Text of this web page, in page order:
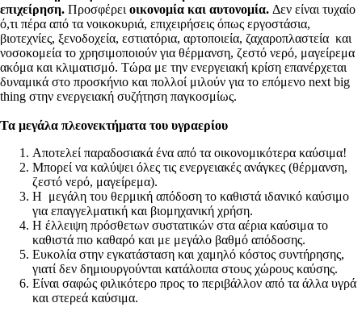
επιχείρηση. Προσφέρειοικονομία και αυτονομία. Δεν είναι τυχαίο
ό,τι πέρα από τα νοικοκυριά, επιχειρήσεις όπως εργοστάσια,
βιοτεχνίες, ξενοδοχεία, εστιατόρια, αρτοποιεία, ζαχαροπλαστεία και
νοσοκομεία το χρησιμοποιούν για θέρμανση, ζεστό νερό, μαγείρεμα
ακόμα και κλιματισμό. Τώρα με την ενεργειακή κρίση επανέρχεται
δυναμικά στο προσκήνιο και πολλοί μιλούν για το επόμενο next big
thing στην ενεργειακή συζήτηση παγκοσμίως.
Τα μεγάλα πλεονεκτήματα του υγραερίου
Αποτελεί παραδοσιακά ένα από τα οικονομικότερα καύσιμα!
Μπορεί να καλύψει όλες τις ενεργειακές ανάγκες (θέρμανση,
ζεστό νερό, μαγείρεμα).
Η μεγάλη του θερμική απόδοση το καθιστά ιδανικό καύσιμο
για επαγγελματική και βιομηχανική χρήση.
Η έλλειψη πρόσθετων συστατικών στα αέρια καύσιμα το
καθιστά πιο καθαρό και με μεγάλο βαθμό απόδοσης.
Ευκολία στην εγκατάσταση και χαμηλό κόστος συντήρησης,
γιατί δεν δημιουργούνται κατάλοιπα στους χώρους καύσης.
Είναι σαφώς φιλικότερο προς το περιβάλλον από τα άλλα υγρά
και στερεά καύσιμα.